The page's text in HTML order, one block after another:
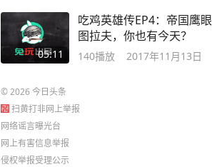
05:11
吃鸡英雄传EP4：帝国鹰眼
图拉夫，你也有今天？
140播放 2017年11月13日
©2026今日头条
扫黄打非网上举报
网络谣言曝光台
网上有害信息举报
侵权举报受理公示